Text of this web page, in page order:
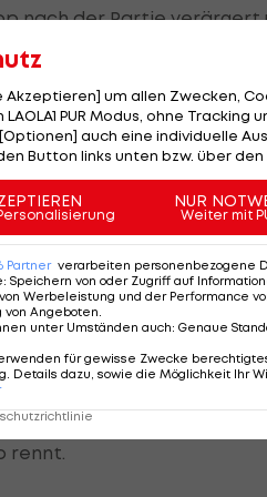
nach der Partie verärgert
indes
verbessern."
nach einer
wirkte der
Schopp.
Phasen in die eigene
Er habe seinen Jungs
rennt.
Akzeptieren] um allen Zwecken,
PUR Modus, ohne
auch eine individuelle
Button links unten bzw. über den
NUR
Weiter mit
Partner verarbeiten personenbezogene
: Speichern von oder Zugriff auf
Werbeleistung und der Performance
von Angeboten
unter Umständen auch: Genaue
für gewisse Zwecke
Details dazu, sowie die Möglichkeit Ihr